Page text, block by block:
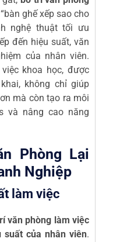
ghế xếp sao cho
nghệ thuật tối ưu
đến hiệu suất, văn
của nhân viên.
khoa học, được
không chỉ giúp
mà còn tạo ra môi
và nâng cao năng
Phòng Lại
Nghiệp
làm việc
văn phòng làm việc
suất của nhân viên.